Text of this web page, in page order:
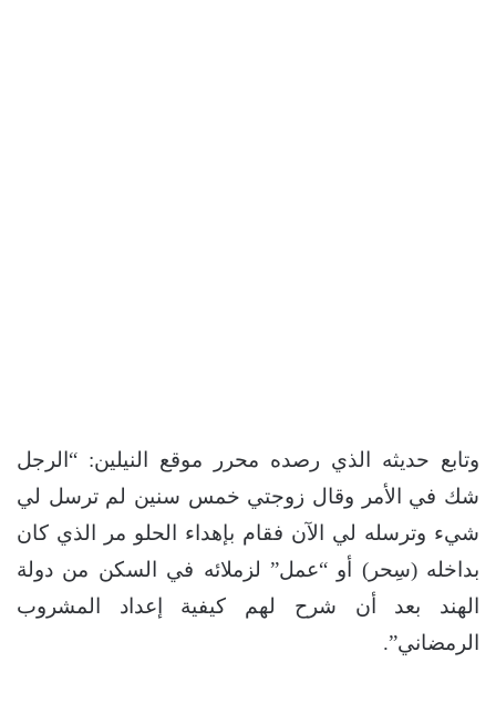
وتابع حديثه الذي رصده محرر موقع النيلين: “الرجل
شك في الأمر وقال زوجتي خمس سنين لم ترسل لي
شيء وترسله لي الآن فقام بإهداء الحلو مر الذي كان
بداخله (سِحر) أو “عمل” لزملائه في السكن من دولة
الهند بعد أن شرح لهم كيفية إعداد المشروب
الرمضاني”.